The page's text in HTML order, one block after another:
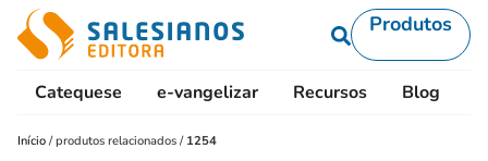
Produtos
Catequese e-vangelizar Recursos Blog
Início /produtos relacionados / 1254